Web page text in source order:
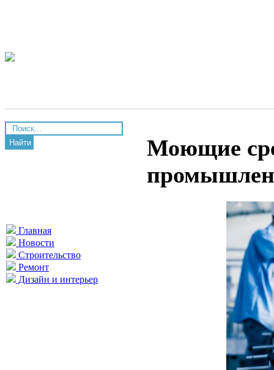
Найти
Главная
Новости
Строительство
Ремонт
Дизайн и интерьер
Моющие